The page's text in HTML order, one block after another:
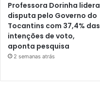
Professora Dorinha lidera
disputa pelo Governo do
Tocantins com 37,4% das
intenções de voto,
aponta pesquisa
2 semanas atrás